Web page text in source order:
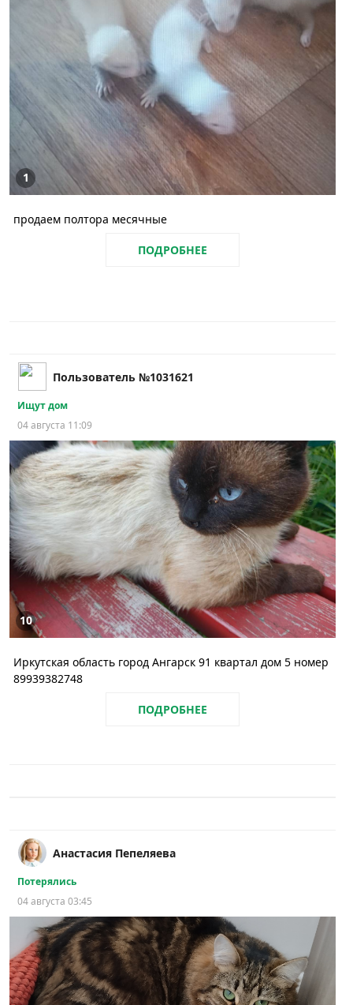
1
продаем полтора месячные
ПОДРОБНЕЕ
Пользователь №1031621
Ищут дом
04 августа 11:09
10
Иркутская область город Ангарск 91 квартал дом 5 номер
89939382748
ПОДРОБНЕЕ
Анастасия Пепеляева
Потерялись
04 августа 03:45